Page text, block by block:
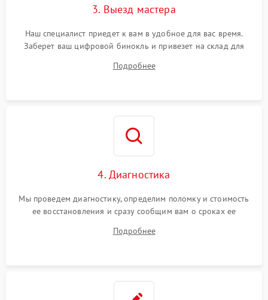
3. Выезд мастера
Наш специалист приедет к вам в удобное для вас время.
Заберет ваш цифровой бинокль и привезет на склад для
Подробнее
4. Диагностика
Мы проведем диагностику, определим поломку и стоимость
ее восстановления и сразу сообщим вам о сроках ее
Подробнее